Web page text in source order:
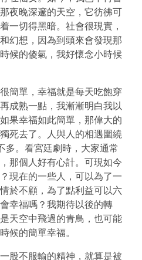
夜晚深邃的天空，它彷彿可
一切得黑暗。社會很現實，
幻想，因為到頭來會發現那
候的傻氣，我好懷念小時候
單，幸福就是每天吃飽穿
成熟一點，我漸漸明白我以
果幸福如此簡單，那偉大的
死去了。人與人的相遇圍繞
多。看宮廷劇時，大家通常
那個人好有心計。可現如今
現在的一些人，可以為了一
於不顧，為了點利益可以六
幸福嗎？我期待以後的轉
天空中飛過的青鳥，也可能
候的簡單幸福。
不服輸的精神，就算是被